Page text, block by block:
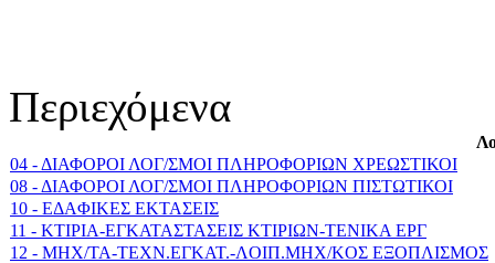
Περιεχόμενα
04 - ΔΙΑΦΟΡΟΙ ΛΟΓ/ΣΜΟΙ ΠΛΗΡΟΦΟΡΙΩΝ ΧΡΕΩΣΤΙΚΟΙ
08 - ΔΙΑΦΟΡΟΙ ΛΟΓ/ΣΜΟΙ ΠΛΗΡΟΦΟΡΙΩΝ ΠΙΣΤΩΤΙΚΟΙ
10 - EΔAΦIKEΣ EKTAΣEIΣ
11 - KTIPIA-EΓKATAΣTAΣEIΣ KTIPIΩN-TENIKA EPΓ
12 - MHX/TA-TEXN.EΓKAT.-ΛOIΠ.MHX/KOΣ EΞOΠΛIΣΜΟΣ